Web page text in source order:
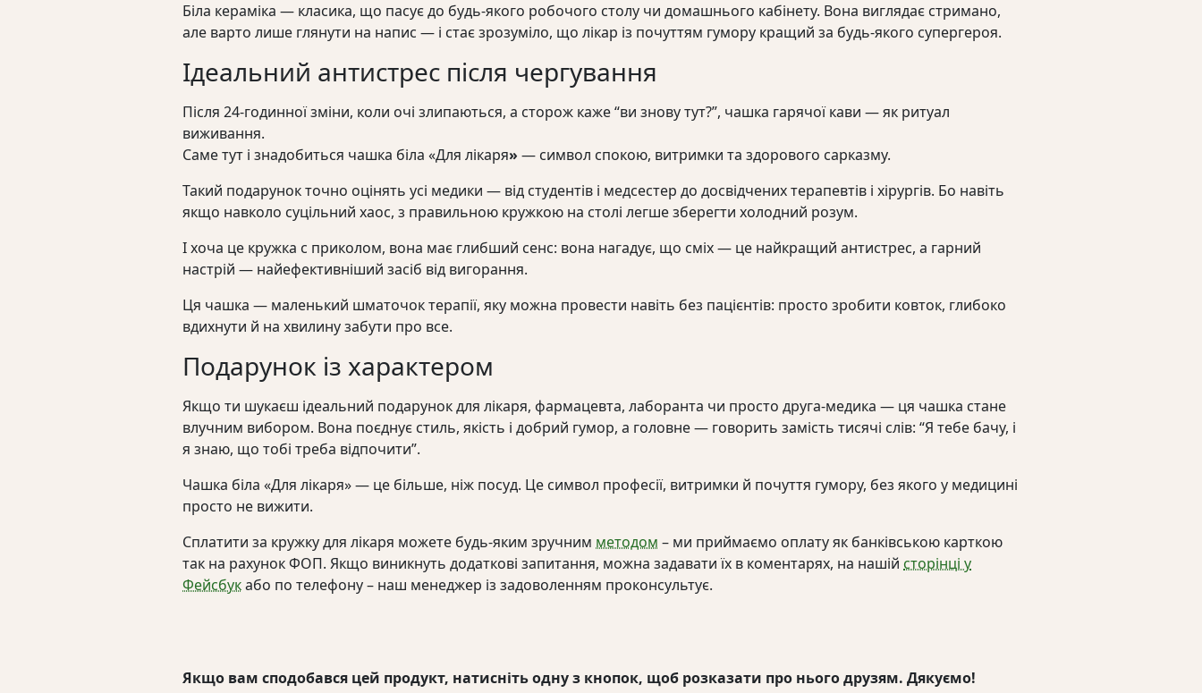
Біла кераміка — класика, що пасує до будь-якого робочого столу чи домашнього кабінету. Вона виглядає стримано,
але варто лише глянути на напис — і стає зрозуміло, що лікар із почуттям гумору кращий за будь-якого супергероя.
Ідеальний антистрес після чергування
Після 24-годинної зміни, коли очі злипаються, а сторож каже “ви знову тут?”, чашка гарячої кави — як ритуал
виживання.
Саме тут і знадобиться чашка біла «Для лікаря» — символ спокою, витримки та здорового сарказму.
Такий подарунок точно оцінять усі медики — від студентів і медсестер до досвідчених терапевтів і хірургів. Бо навіть
якщо навколо суцільний хаос, з правильною кружкою на столі легше зберегти холодний розум.
І хоча це кружка с приколом, вона має глибший сенс: вона нагадує, що сміх — це найкращий антистрес, а гарний
настрій — найефективніший засіб від вигорання.
Ця чашка — маленький шматочок терапії, яку можна провести навіть без пацієнтів: просто зробити ковток, глибоко
вдихнути й на хвилину забути про все.
Подарунок із характером
Якщо ти шукаєш ідеальний подарунок для лікаря, фармацевта, лаборанта чи просто друга-медика — ця чашка стане
влучним вибором. Вона поєднує стиль, якість і добрий гумор, а головне — говорить замість тисячі слів: “Я тебе бачу, і
я знаю, що тобі треба відпочити”.
Чашка біла «Для лікаря» — це більше, ніж посуд. Це символ професії, витримки й почуття гумору, без якого у медицині
просто не вижити.
Сплатити за кружку для лікаря можете будь-яким зручним методом – ми приймаємо оплату як банківською карткою
так на рахунок ФОП. Якщо виникнуть додаткові запитання, можна задавати їх в коментарях, на нашій сторінці у
Фейсбукабо по телефону – наш менеджер із задоволенням проконсультує.
Якщо вам сподобався цей продукт, натисніть одну з кнопок, щоб розказати про нього друзям. Дякуємо!